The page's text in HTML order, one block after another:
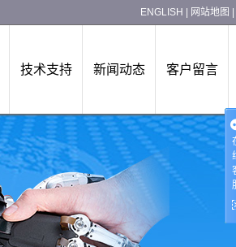
ENGLISH 网站地图
技术支持 新闻动态 客户留言